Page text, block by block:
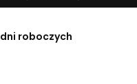
roboczych